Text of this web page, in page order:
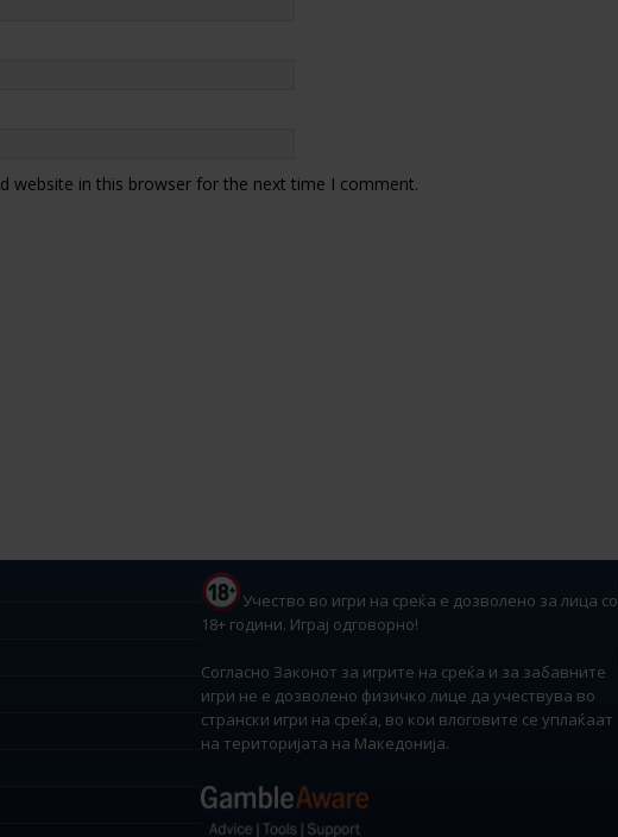
website in this browser for the next time I comment.
Учество во игри на среќа е дозволено за лица со
18+ години. Играј одговорно!
Согласно Законот за игрите на среќа и за забавните
игри не е дозволено физичко лице да учествува во
странски игри на среќа, во кои влоговите се уплаќаат
на територијата на Македонија.